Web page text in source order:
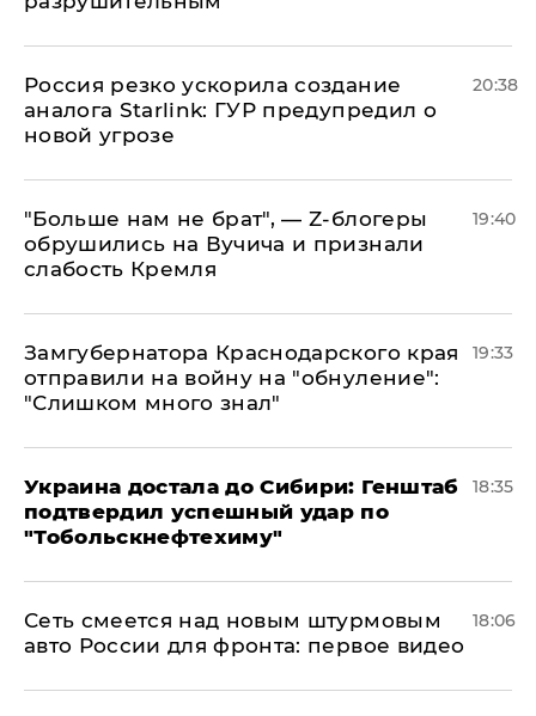
​Россия резко ускорила создание
аналога Starlink: ГУР предупредил о
новой угрозе
20:38
​"Больше нам не брат", — Z-блогеры
обрушились на Вучича и признали
слабость Кремля
19:40
Замгубернатора Краснодарского края
отправили на войну на "обнуление":
"Слишком много знал"
19:33
Украина достала до Сибири: Генштаб
подтвердил успешный удар по
"Тобольскнефтехиму"
18:35
Сеть смеется над новым штурмовым
авто России для фронта: первое видео
18:06